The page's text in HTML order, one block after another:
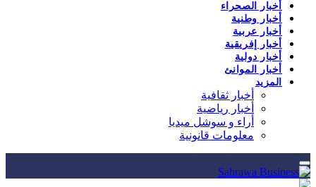
أخبار الصحراء
أخبار وطنية
أخبار عربية
أخبار إفريقية
أخبار دولية
أخبار الموانئ
المزيد
أخبار ثقافية
أخبار رياضية
أراء و سوشل ميديا
معلومات قانونية